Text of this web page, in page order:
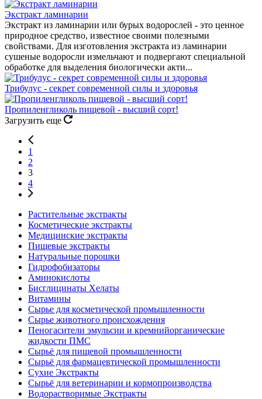
Экстракт ламинарии
Экстракт из ламинарии или бурых водорослей - это ценное
природное средство, известное своими полезными
свойствами. Для изготовления экстракта из ламинарии
сушеные водоросли измельчают и подвергают специальной
обработке для выделения биологически акти...
Трибулус - секрет современной силы и здоровья
Пропиленгликоль пищевой - высший сорт!
Загрузить еще
1
2
3
4
Растительные экстракты
Косметические экстракты
Медицинские экстракты
Пищевые экстракты
Натуральные порошки
Гидрофобизаторы
Аминокислоты
Бисглицинаты Хелаты
Витамины
Сырье для косметической промышленности
Сырье животного происхождения
Пеногасители эмульсии и кремнийорганические
жидкости ПМС
Сырьё для пищевой промышленности
Сырьё для фармацевтической промышленности
Сухие Экстракты
Сырьё для ветеринарии и кормопроизводства
Водорастворимые Экстракты